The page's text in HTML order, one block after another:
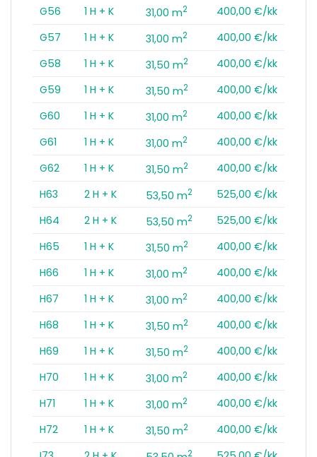
G56
1 H + K 31,00 m2
400,00 €/kk
G57
1 H + K 31,00 m2
400,00 €/kk
G58
1 H + K 31,50 m2
400,00 €/kk
G59
1 H + K 31,50 m2
400,00 €/kk
G60
1 H + K 31,00 m2
400,00 €/kk
G61
1 H + K 31,00 m2
400,00 €/kk
G62
1 H + K 31,50 m2
400,00 €/kk
H63
2 H + K 53,50 m2
525,00 €/kk
H64
2 H + K 53,50 m2
525,00 €/kk
H65
1 H + K 31,50 m2
400,00 €/kk
H66
1 H + K 31,00 m2
400,00 €/kk
H67
1 H + K 31,00 m2
400,00 €/kk
H68
1 H + K 31,50 m2
400,00 €/kk
H69
1 H + K 31,50 m2
400,00 €/kk
H70
1 H + K 31,00 m2
400,00 €/kk
H71
1 H + K 31,00 m2
400,00 €/kk
H72
1 H + K 31,50 m2
400,00 €/kk
2